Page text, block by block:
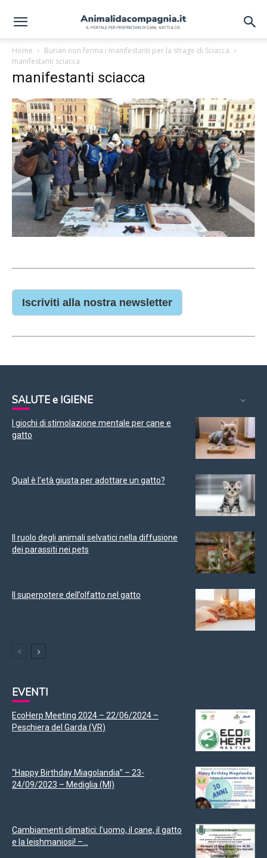
Home
Burian non ferma i manifestanti per la strage di Sciacca
manifestanti sciacca
manifestanti sciacca
Iscriviti alla nostra newsletter
SALUTE e IGIENE
I giochi di stimolazione mentale per cane e
gatto
Qual è l’età giusta per adottare un gatto?
Il ruolo degli animali selvatici nella diffusione
dei parassiti nei pets
Il superpotere dell’olfatto nel gatto
EVENTI
EcoHerp Meeting 2024 – 22/06/2024 –
Peschiera del Garda (VR)
“Happy Birthday Miagolandia” – 23-
24/09/2023 – Mediglia (MI)
Cambiamenti climatici: l’uomo, il cane, il gatto
e la leishmaniosi! –...